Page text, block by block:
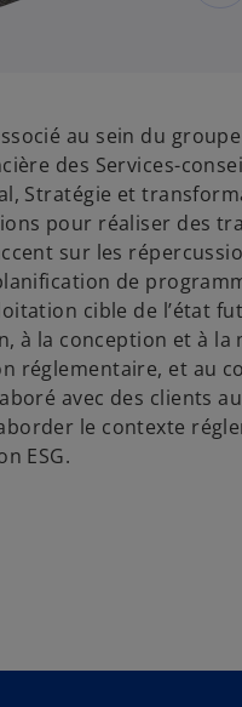
au sein du
des Services-
Stratégie et
pour réaliser des
sur les
de
cible de l’état
à la conception et à la
réglementaire, et au
avec des clients
le contexte
ESG.